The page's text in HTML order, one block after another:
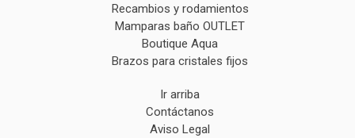
Recambios y rodamientos
Mamparas baño OUTLET
Boutique Aqua
Brazos para cristales fijos
Ir arriba
Contáctanos
Aviso Legal